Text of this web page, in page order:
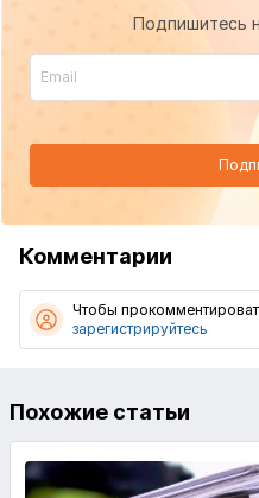
Подпишитесь
Комментарии
Чтобы
зарегистрируйтесь
Похожие статьи